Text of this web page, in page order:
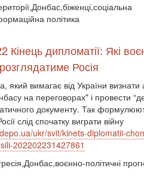
політика
Кінець дипломатії: Які
розглядатиме Росія
який вимагає від України
на переговорах" і провести
документу. Так
слід спочатку виграти війну
ukr/svit/kinets-diplomatii-
202202231427861
політичні